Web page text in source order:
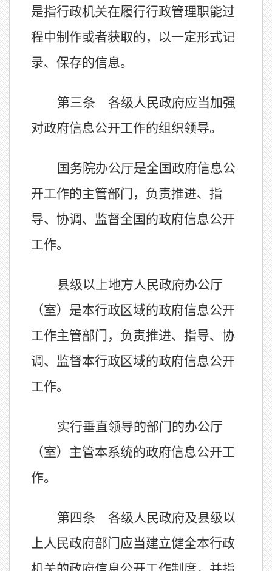
是指行政机关在履行行政管理职能过
程中制作或者获取的，以一定形式记
录、保存的信息。
第三条 各级人民政府应当加强
对政府信息公开工作的组织领导。
国务院办公厅是全国政府信息公
开工作的主管部门，负责推进、指
导、协调、监督全国的政府信息公开
工作。
县级以上地方人民政府办公厅
（室）是本行政区域的政府信息公开
工作主管部门，负责推进、指导、协
调、监督本行政区域的政府信息公开
工作。
实行垂直领导的部门的办公厅
（室）主管本系统的政府信息公开工
作。
第四条 各级人民政府及县级以
上人民政府部门应当建立健全本行政